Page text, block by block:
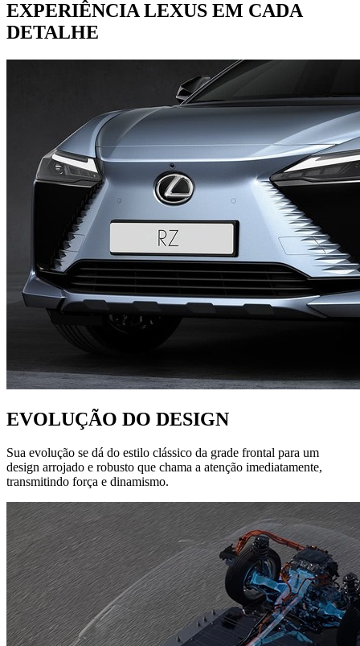
EXPERIÊNCIA LEXUS EM CADA
DETALHE
EVOLUÇÃO DO DESIGN
Sua evolução se dá do estilo clássico da grade frontal para um
design arrojado e robusto que chama a atenção imediatamente,
transmitindo força e dinamismo.